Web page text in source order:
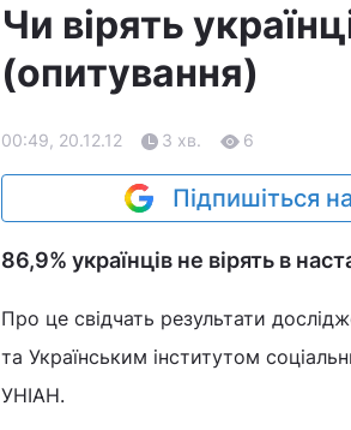
Чи вірять
(опитування)
00:49, 20.12.12 3 хв. 6
Підпишіться
86,9% українців не вірять в
Про це свідчать результати
та Українським інститутом
УНІАН.